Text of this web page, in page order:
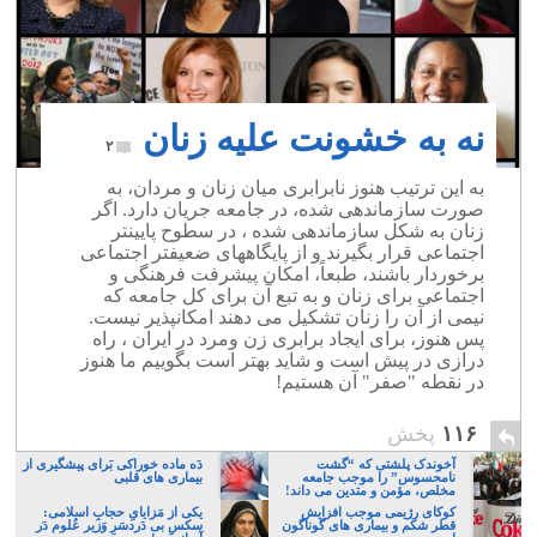
نه به خشونت علیه زنان ۲
به این ترتیب هنوز نابرابری میان زنان و مردان، به
صورت سازماندهی شده، در جامعه جریان دارد. اگر
زنان به شکل سازماندهی شده ، در سطوح پایینتر
اجتماعی قرار بگیرند و از پایگاههای ضعیفتر اجتماعی
برخوردار باشند، طبعاً، امکان پیشرفت فرهنگی و
اجتماعی برای زنان و به تبع آن برای کل جامعه که
نیمی از آن را زنان تشکیل می دهند امکانپذیر نیست.
پس هنوز، برای ایجاد برابری زن ومرد در ایران ، راه
درازی در پیش است و شاید بهتر است بگوییم ما هنوز
در نقطه "صفر" آن هستیم!
۱۱۶ پخش
آخوندک پلشتی که “گشت
نامحسوس” را موجب جامعه
مخلص، مؤمن و متدین می داند!
دَه ماده خوراکی بَرای پیشگیری از
بیماری های قلبی
کوکای رژیمی موجب افزایش
قطر شکم و بیماری های گوناگون
یکی از مَزایایِ حجابِ اسلامی:
سکسِ بی دَردسَرِ وَزیر عُلوم دَر